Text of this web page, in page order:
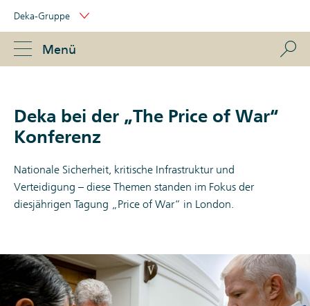
Links
Navigation
Portal
Navigation
Deka-Gruppe
Menü
Deka bei der „The Price of War“
Konferenz
Nationale Sicherheit, kritische Infrastruktur und
Verteidigung – diese Themen standen im Fokus der
diesjährigen Tagung „Price of War“ in London.